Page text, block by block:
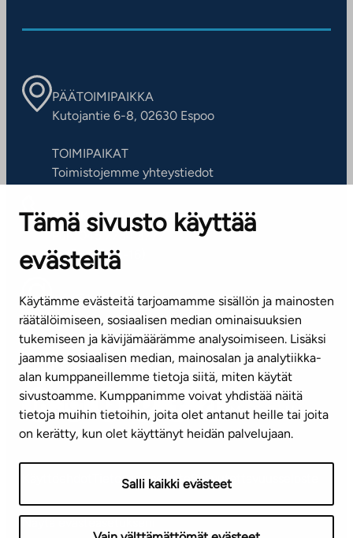
Tämä sivusto käyttää
evästeitä
Käytämme evästeitä tarjoamamme sisällön ja mainosten
räätälöimiseen, sosiaalisen median ominaisuuksien
tukemiseen ja kävijämäärämme analysoimiseen. Lisäksi
jaamme sosiaalisen median, mainosalan ja analytiikka-
alan kumppaneillemme tietoja siitä, miten käytät
sivustoamme. Kumppanimme voivat yhdistää näitä
tietoja muihin tietoihin, joita olet antanut heille tai joita
on kerätty, kun olet käyttänyt heidän palvelujaan.
Salli kaikki evästeet
PÄÄTOIMIPAIKKA
Kutojantie 6-8, 02630 Espoo
TOIMIPAIKAT
Toimistojemme yhteystiedot
ASIAKASPALVELUKESKUS
Puh. 045 7734 3777
(arkisin klo 8-16)
info@ta.fi
Tilaa uutiskirje
Mediapankki
TietosuojaselosteSaavutettavuusseloste